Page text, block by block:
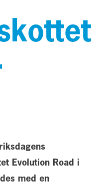
Evolution Road i
med en